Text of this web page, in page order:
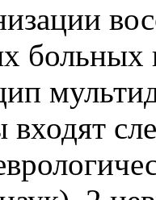
больных
входят